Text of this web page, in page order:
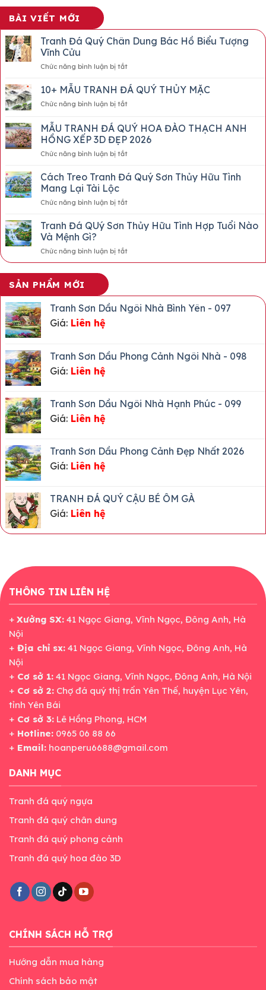
BÀI VIẾT MỚI
Tranh Đá Quý Chân Dung Bác Hồ Biểu Tượng
Vĩnh Cửu
Chức năng bình luận bị tắtở
Đá
Quý
Chân
Bác
Hồ
Cửu
10+ MẪU TRANH ĐÁ QUÝ THỦY MẶC
Chức năng bình luận bị tắtở
MẪU
TRANH
ĐÁ
QUÝ
MẶC
MẪU TRANH ĐÁ QUÝ HOA ĐÀO THẠCH ANH
HỒNG XẾP 3D ĐẸP 2026
Chức năng bình luận bị tắtở
TRANH
ĐÁ
HOA
THẠCH
3D
Cách Treo Tranh Đá Quý Sơn Thủy Hữu Tình
Mang Lại Tài Lộc
Chức năng bình luận bị tắtở
Treo
Tranh
Quý
Sơn
Mang
Lại
Tranh Đá QUý Sơn Thủy Hữu Tình Hợp Tuổi Nào
Và Mệnh Gì?
Chức năng bình luận bị tắtở
Hữu
Và
SẢN PHẨM MỚI
Tranh Sơn Dầu Ngôi Nhà Bình Yên - 097
Giá: Liên hệ
Tranh Sơn Dầu Phong Cảnh Ngôi Nhà - 098
Giá: Liên hệ
Tranh Sơn Dầu Ngôi Nhà Hạnh Phúc - 099
Giá: Liên hệ
Tranh Sơn Dầu Phong Cảnh Đẹp Nhất 2026
Giá: Liên hệ
TRANH ĐÁ QUÝ CẬU BÉ ÔM GÀ
Giá: Liên hệ
THÔNG TIN LIÊN HỆ
+ Xưởng SX: 41 Ngọc Giang, Vĩnh Ngọc, Đông Anh, Hà
Nội
+ Địa chỉ sx: 41 Ngọc Giang, Vĩnh Ngọc, Đông Anh, Hà
Nội
+ Cơ sở 1: 41 Ngọc Giang, Vĩnh Ngọc, Đông Anh, Hà Nội
+ Cơ sở 2: Chợ đá quý thị trấn Yên Thế, huyện Lục Yên,
tỉnh Yên Bái
+ Cơ sở 3: Lê Hồng Phong, HCM
+ Hotline: 0965 06 88 66
+ Email: hoanperu6688@gmail.com
DANH MỤC
Tranh đá quý ngựa
Tranh đá quý chân dung
Tranh đá quý phong cảnh
Tranh đá quý hoa đào 3D
CHÍNH SÁCH HỖ TRỢ
Hướng dẫn mua hàng
Chính sách bảo mật